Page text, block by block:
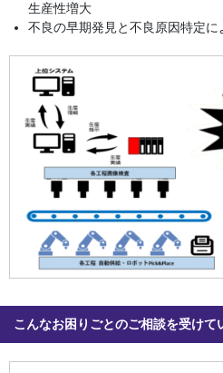
生産性増大
不良の早期発見と不良原因特定
こんなお困りごとのご相談を受けて